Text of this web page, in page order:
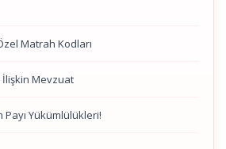
Matrah Kodları
Mevzuat
Payı Yükümlülükleri!